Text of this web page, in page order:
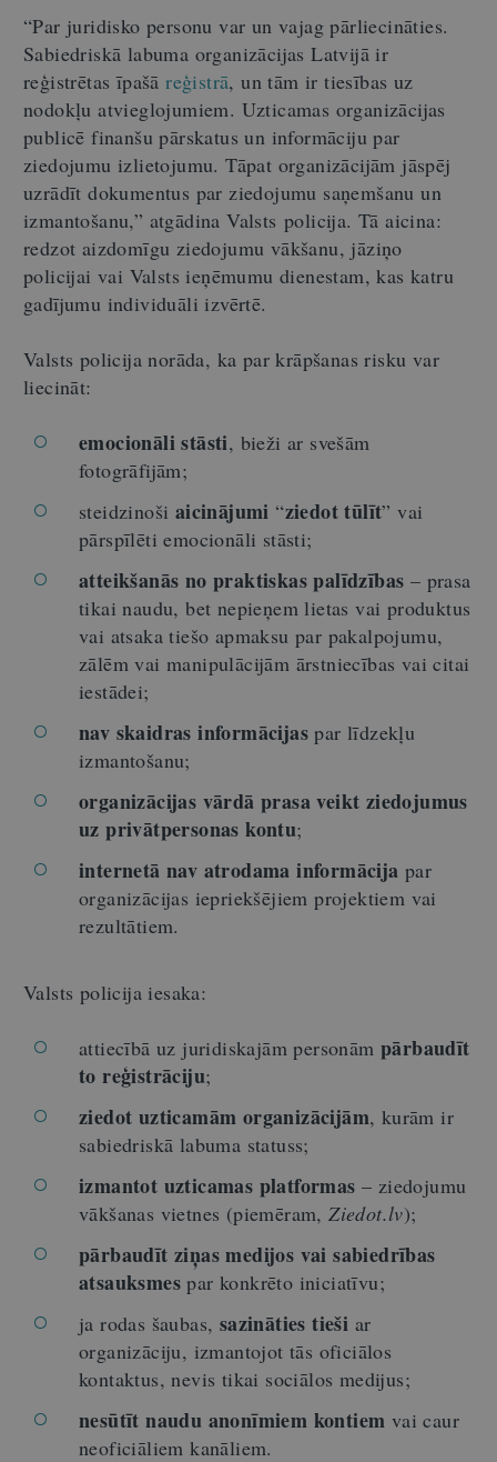
“Par juridisko personu var un vajag pārliecināties.
Sabiedriskā labuma organizācijas Latvijā ir
reģistrētas īpašāreģistrā, un tām ir tiesības uz
nodokļu atvieglojumiem. Uzticamas organizācijas
publicē finanšu pārskatus un informāciju par
ziedojumu izlietojumu. Tāpat organizācijām jāspēj
uzrādīt dokumentus par ziedojumu saņemšanu un
izmantošanu,” atgādina Valsts policija. Tā aicina:
redzot aizdomīgu ziedojumu vākšanu, jāziņo
policijai vai Valsts ieņēmumu dienestam, kas katru
gadījumu individuāli izvērtē.
Valsts policija norāda, ka par krāpšanas risku var
liecināt:
emocionāli stāsti, bieži ar svešām
fotogrāfijām;
steidzinoši aicinājumi “ziedot tūlīt” vai
pārspīlēti emocionāli stāsti;
atteikšanās no praktiskas palīdzības – prasa
tikai naudu, bet nepieņem lietas vai produktus
vai atsaka tiešo apmaksu par pakalpojumu,
zālēm vai manipulācijām ārstniecības vai citai
iestādei;
nav skaidras informācijas par līdzekļu
izmantošanu;
organizācijas vārdā prasa veikt ziedojumus
uz privātpersonas kontu;
internetā nav atrodama informācija par
organizācijas iepriekšējiem projektiem vai
rezultātiem.
Valsts policija iesaka:
attiecībā uz juridiskajām personām pārbaudīt
to reģistrāciju;
ziedot uzticamām organizācijām, kurām ir
sabiedriskā labuma statuss;
izmantot uzticamas platformas – ziedojumu
vākšanas vietnes (piemēram, Ziedot.lv);
pārbaudīt ziņas medijos vai sabiedrības
atsauksmes par konkrēto iniciatīvu;
ja rodas šaubas, sazināties tieši ar
organizāciju, izmantojot tās oficiālos
kontaktus, nevis tikai sociālos medijus;
nesūtīt naudu anonīmiem kontiem vai caur
neoficiāliem kanāliem.